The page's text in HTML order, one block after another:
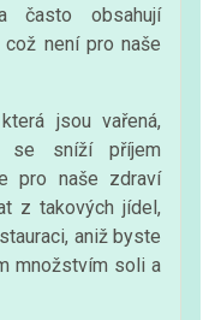
často obsahují
není pro naše
jsou vařená,
se sníží příjem
pro naše zdraví
z takových jídel,
aniž byste
množstvím soli a